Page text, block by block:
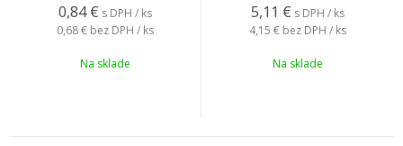
0,84 € s DPH / ks
0,68 € bez DPH / ks
Na sklade
5,11 € s DPH / ks
4,15 € bez DPH / ks
Na sklade